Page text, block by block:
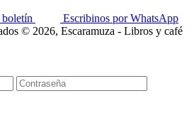
boletín
Escribinos por WhatsApp
© 2026, Escaramuza - Libros y café